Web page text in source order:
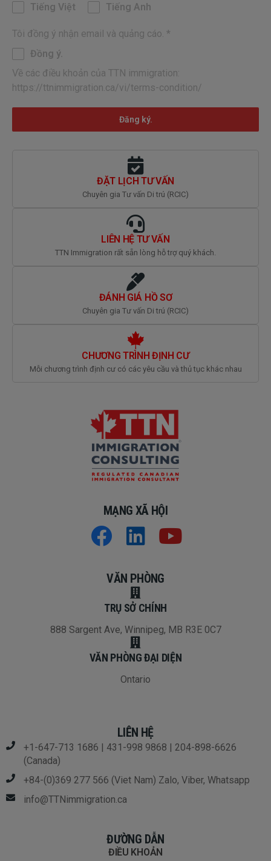
Tiếng Việt
Tiếng Anh
Tôi đồng ý nhận email và quảng cáo. *
Đồng ý.
Về các điều khoản của TTN immigration:
https://ttnimmigration.ca/vi/terms-condition/
Đăng ký.
ĐẶT LỊCH TƯ VẤN
Chuyên gia Tư vấn Di trú (RCIC)
LIÊN HỆ TƯ VẤN
TTN Immigration rất sẵn lòng hỗ trợ quý khách.
ĐÁNH GIÁ HỒ SƠ
Chuyên gia Tư vấn Di trú (RCIC)
CHƯƠNG TRÌNH ĐỊNH CƯ
Mỗi chương trình định cư có các yêu cầu và thủ tục khác nhau
MẠNG XÃ HỘI
VĂN PHÒNG
TRỤ SỞ CHÍNH
888 Sargent Ave, Winnipeg, MB R3E 0C7
VĂN PHÒNG ĐẠI DIỆN
Ontario
LIÊN HỆ
+1-647-713 1686 | 431-998 9868 | 204-898-6626
(Canada)
+84-(0)369 277 566 (Viet Nam) Zalo, Viber, Whatsapp
info@TTNimmigration.ca
ĐƯỜNG DẪN
ĐIỀU KHOẢN